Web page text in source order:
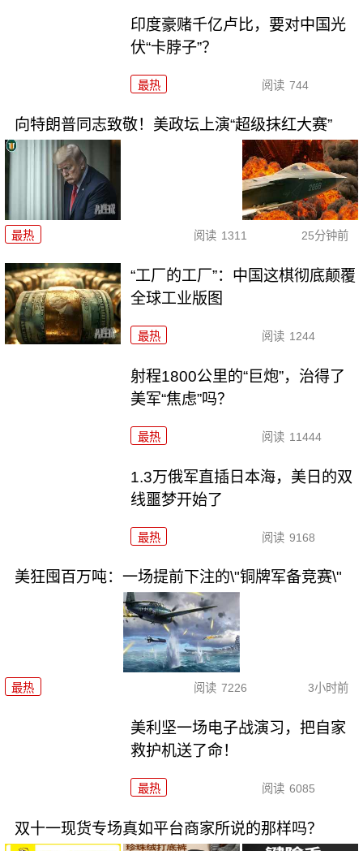
印度豪赌千亿卢比，要对中国光
伏“卡脖子”？
最热 阅读 744
向特朗普同志致敬！美政坛上演“超级抹红大赛”
最热 阅读 1311 25分钟前
“工厂的工厂”：中国这棋彻底颠覆
全球工业版图
最热 阅读 1244
射程1800公里的“巨炮”，治得了
美军“焦虑”吗？
最热 阅读 11444
1.3万俄军直插日本海，美日的双
线噩梦开始了
最热 阅读 9168
美狂囤百万吨：一场提前下注的\"铜牌军备竞赛\"
最热 阅读 7226 3小时前
美利坚一场电子战演习，把自家
救护机送了命！
最热 阅读 6085
双十一现货专场真如平台商家所说的那样吗？